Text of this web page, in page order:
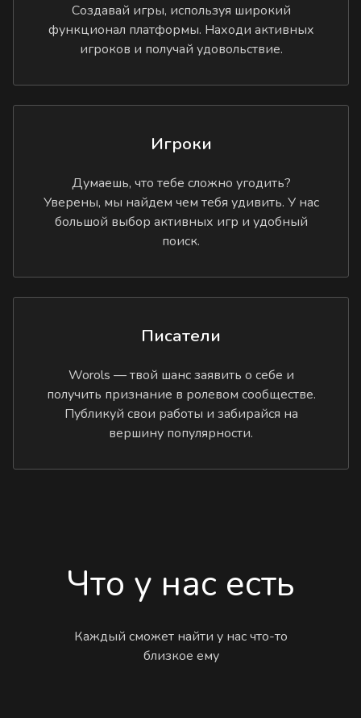
Создавай игры, используя широкий
функционал платформы. Находи активных
игроков и получай удовольствие.
Игроки
Думаешь, что тебе сложно угодить?
Уверены, мы найдем чем тебя удивить. У нас
большой выбор активных игр и удобный
поиск.
Писатели
Worols — твой шанс заявить о себе и
получить признание в ролевом сообществе.
Публикуй свои работы и забирайся на
вершину популярности.
Что у нас есть
Каждый сможет найти у нас что-то
близкое ему